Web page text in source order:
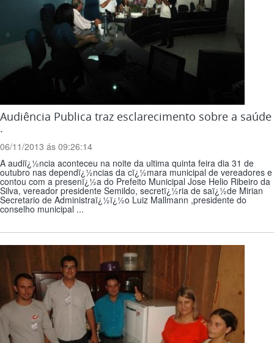
Audiência Publica traz esclarecimento sobre a saúde
.
06/11/2013 ás 09:26:14
A audiï¿½ncia aconteceu na noite da ultima quinta feira dia 31 de
outubro nas dependï¿½ncias da cï¿½mara municipal de vereadores e
contou com a presenï¿½a do Prefeito Municipal Jose Helio Ribeiro da
Silva, vereador presidente Semildo, secretï¿½ria de saï¿½de Mirian
Secretario de Administraï¿½ï¿½o Luiz Mallmann ,presidente do
conselho municipal ...